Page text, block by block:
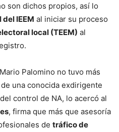
son dichos propios, así lo
IEEM al iniciar su proceso
local (TEEM) al
Palomino no tuvo más
una conocida exdirigente
control de NA, lo acercó al
, firma que más que asesoría
de tráfico de